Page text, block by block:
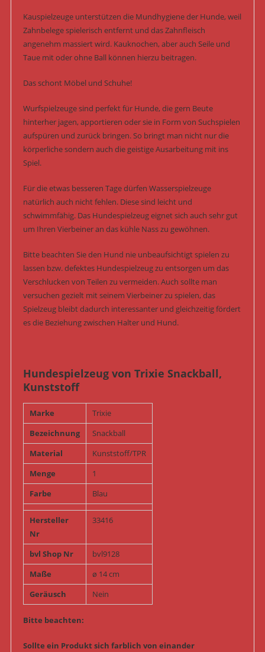
Kauspielzeuge unterstützen die Mundhygiene der Hunde, weil
Zahnbelege spielerisch entfernt und das Zahnfleisch
angenehm massiert wird. Kauknochen, aber auch Seile und
Taue mit oder ohne Ball können hierzu beitragen.
Das schont Möbel und Schuhe!
Wurfspielzeuge sind perfekt für Hunde, die gern Beute
hinterher jagen, apportieren oder sie in Form von Suchspielen
aufspüren und zurück bringen. So bringt man nicht nur die
körperliche sondern auch die geistige Ausarbeitung mit ins
Spiel.
Für die etwas besseren Tage dürfen Wasserspielzeuge
natürlich auch nicht fehlen. Diese sind leicht und
schwimmfähig. Das Hundespielzeug eignet sich auch sehr gut
um Ihren Vierbeiner an das kühle Nass zu gewöhnen.
Bitte beachten Sie den Hund nie unbeaufsichtigt spielen zu
lassen bzw. defektes Hundespielzeug zu entsorgen um das
Verschlucken von Teilen zu vermeiden. Auch sollte man
versuchen gezielt mit seinem Vierbeiner zu spielen, das
Spielzeug bleibt dadurch interessanter und gleichzeitig fördert
es die Beziehung zwischen Halter und Hund.
Hundespielzeug von Trixie Snackball,
Kunststoff
Marke
Trixie
Bezeichnung
Snackball
Material
Kunststoff/TPR
Menge
1
Farbe
Blau
Hersteller
Nr
33416
bvl Shop Nr
bvl9128
Maße
ø 14 cm
Geräusch
Nein
Bitte beachten:
Sollte ein Produkt sich farblich von einander